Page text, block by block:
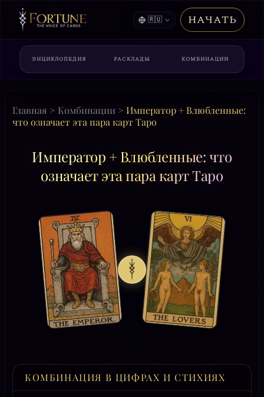
🇷🇺 НАЧАТЬ
ЭНЦИКЛОПЕДИЯ РАСКЛАДЫ КОМБИНАЦИИ
Главная > Комбинации > Император + Влюбленные:
что означает эта пара карт Таро
Император + Влюбленные: что
означает эта пара карт Таро
КОМБИНАЦИЯ В ЦИФРАХ И СТИХИЯХ